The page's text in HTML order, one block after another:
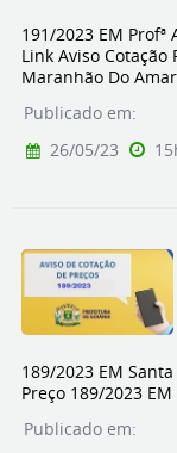
191/2023 EM
Link Aviso Cotação
Maranhão Do
Publicado em:
26/05/23
189/2023 EM
Preço 189/2023
Publicado em: